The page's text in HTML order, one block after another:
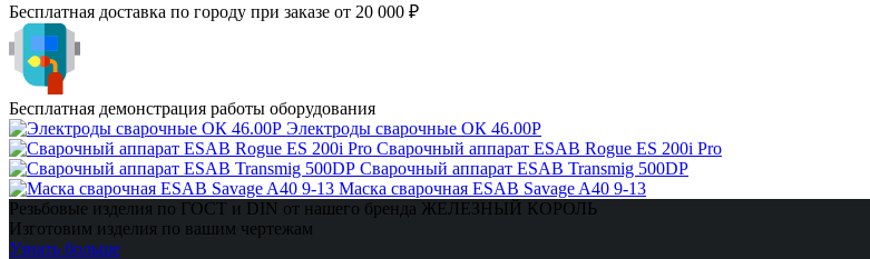
Бесплатная доставка по городу при заказе от 20 000 ₽
Бесплатная демонстрация работы оборудования
Электроды сварочные ОК 46.00Р
Сварочный аппарат ESAB Rogue ES 200i Pro
Сварочный аппарат ESAB Transmig 500DP
Маска сварочная ESAB Savage A40 9-13
Резьбовые изделия по ГОСТ и DIN от нашего бренда ЖЕЛЕЗНЫЙ КОРОЛЬ
Изготовим изделия по вашим чертежам
Узнать больше